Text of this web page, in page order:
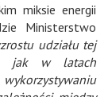
miksie energii
Ministerstwo
udziału tej
jak w latach